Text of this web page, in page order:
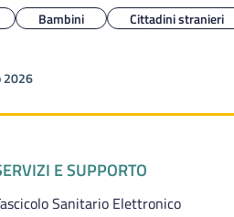
Bambini Cittadini stranieri
2026
E SUPPORTO
Sanitario Elettronico